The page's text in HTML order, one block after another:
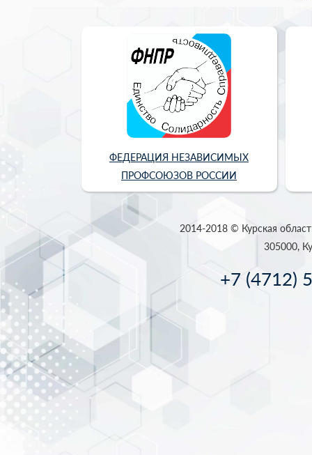
ФЕДЕРАЦИЯ НЕЗАВИСИМЫХ
ПРОФСОЮЗОВ РОССИИ
2014-2018 © Курская
305000,
+7 (4712)